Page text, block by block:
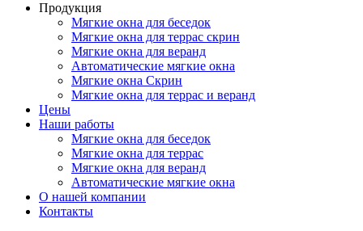
Продукция
Мягкие окна для беседок
Мягкие окна для террас скрин
Мягкие окна для веранд
Автоматические мягкие окна
Мягкие окна Скрин
Мягкие окна для террас и веранд
Цены
Наши работы
Мягкие окна для беседок
Мягкие окна для террас
Мягкие окна для веранд
Автоматические мягкие окна
О нашей компании
Контакты